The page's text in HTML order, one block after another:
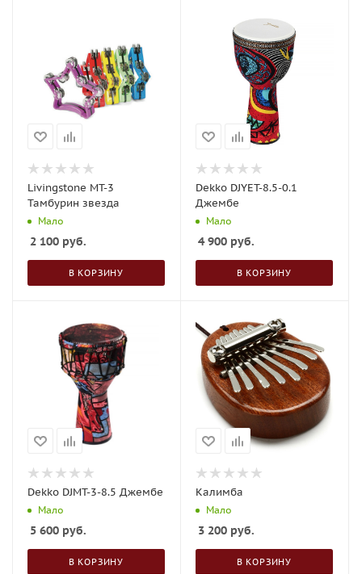
Livingstone MT-3
Тамбурин звезда
Мало
2 100 руб.
В КОРЗИНУ
Dekko DJYET-8.5-0.1
Джембе
Мало
4 900 руб.
В КОРЗИНУ
Dekko DJMT-3-8.5 Джембе
Мало
5 600 руб.
В КОРЗИНУ
Калимба
Мало
3 200 руб.
В КОРЗИНУ